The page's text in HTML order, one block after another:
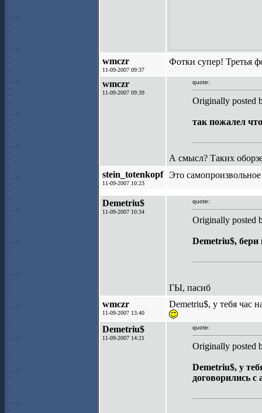
wmczr
11-09-2007 09:37
Фотки супер! Третья
wmczr
11-09-2007 09:39
quote:
Originally posted
так пожалел
А смысл? Таких
stein_totenkopf
11-09-2007 10:23
Это
Demetriu$
11-09-2007 10:34
quote:
Originally posted
Demetriu$, бери
ГЫ, пасиб
wmczr
11-09-2007 13:40
Demetriu$, у тебя час
Demetriu$
11-09-2007 14:21
quote:
Originally posted
Demetriu$, у
договорились с